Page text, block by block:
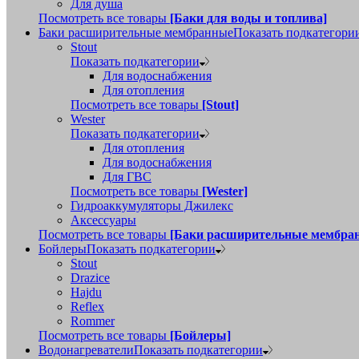
Для душа
Посмотреть все товары [Баки для воды и топлива]
Баки расширительные мембранныеПоказать
Stout
Показать подкатегории
Для водоснабжения
Для отопления
Посмотреть все товары [Stout]
Wester
Показать подкатегории
Для отопления
Для водоснабжения
Для ГВС
Посмотреть все товары [Wester]
Гидроаккумуляторы Джилекс
Аксессуары
Посмотреть все товары [Баки расширительные
БойлерыПоказать подкатегории
Stout
Drazice
Hajdu
Reflex
Rommer
Посмотреть все товары [Бойлеры]
ВодонагревателиПоказать подкатегории